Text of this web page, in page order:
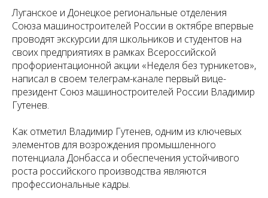
Луганское и Донецкое региональные отделения
Союза машиностроителей России в октябре впервые
проводят экскурсии для школьников и студентов на
своих предприятиях в рамках Всероссийской
профориентационной акции «Неделя без турникетов»,
написал в своем телеграм-канале первый вице-
президент Союз машиностроителей России Владимир
Гутенев.
Как отметил Владимир Гутенев, одним из ключевых
элементов для возрождения промышленного
потенциала Донбасса и обеспечения устойчивого
роста российского производства являются
профессиональные кадры.